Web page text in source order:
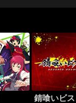
錆喰いビス